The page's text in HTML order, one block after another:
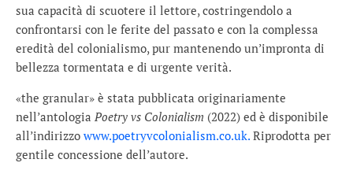
sua capacità di scuotere il lettore, costringendolo a
confrontarsi con le ferite del passato e con la complessa
eredità del colonialismo, pur mantenendo un’impronta di
bellezza tormentata e di urgente verità.
«the granular» è stata pubblicata originariamente
nell’antologia Poetry vs Colonialism (2022) ed è disponibile
all’indirizzo www.poetryvcolonialism.co.uk. Riprodotta per
gentile concessione dell’autore.